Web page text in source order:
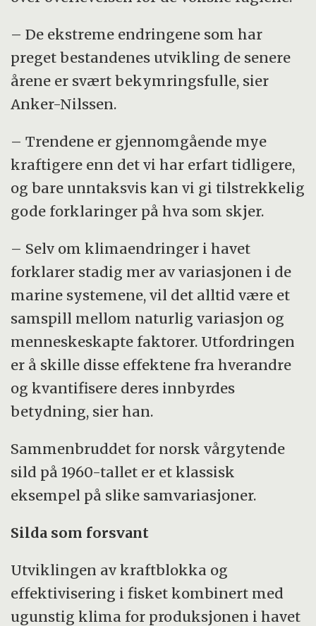
– De ekstreme endringene som har
preget bestandenes utvikling de senere
årene er svært bekymringsfulle, sier
Anker-Nilssen.
– Trendene er gjennomgående mye
kraftigere enn det vi har erfart tidligere,
og bare unntaksvis kan vi gi tilstrekkelig
gode forklaringer på hva som skjer.
– Selv om klimaendringer i havet
forklarer stadig mer av variasjonen i de
marine systemene, vil det alltid være et
samspill mellom naturlig variasjon og
menneskeskapte faktorer. Utfordringen
er å skille disse effektene fra hverandre
og kvantifisere deres innbyrdes
betydning, sier han.
Sammenbruddet for norsk vårgytende
sild på 1960-tallet er et klassisk
eksempel på slike samvariasjoner.
Silda som forsvant
Utviklingen av kraftblokka og
effektivisering i fisket kombinert med
ugunstig klima for produksjonen i havet